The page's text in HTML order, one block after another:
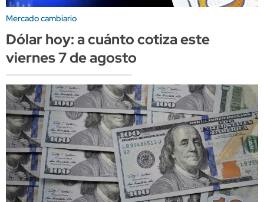
Mercado cambiario
Dólar hoy: a cuánto cotiza este
viernes 7 de agosto